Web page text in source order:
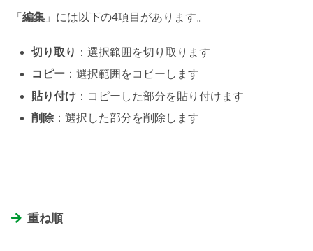
「 編集 」には以下の4項目があります。
切り取り ：選択範囲を切り取ります
コピー ：選択範囲をコピーします
貼り付け ：コピーした部分を貼り付けます
削除 ：選択した部分を削除します
重ね順